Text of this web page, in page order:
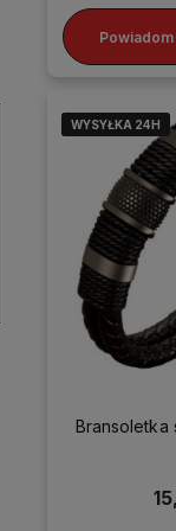
z darmowej
WYSYŁKA 24H
WYSYŁKA 24H
WYSYŁKA 24H
WYSYŁKA 24H
Bransoletka